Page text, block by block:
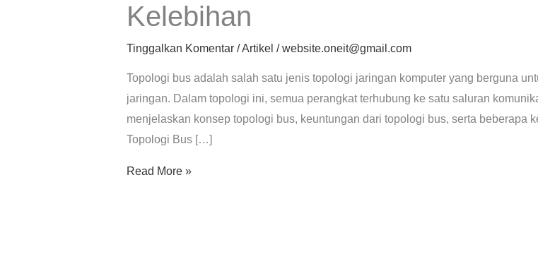
Kelebihan
Tinggalkan Komentar /Artikel /website.oneit@gmail.com
Topologi bus adalah salah satu jenis topologi jaringan komputer yang berguna
jaringan. Dalam topologi ini, semua perangkat terhubung ke satu saluran
menjelaskan konsep topologi bus, keuntungan dari topologi bus, serta beberapa
Topologi Bus […]
Menggunakan
–
Kekurangan
dan
Kelebihan
Read More »